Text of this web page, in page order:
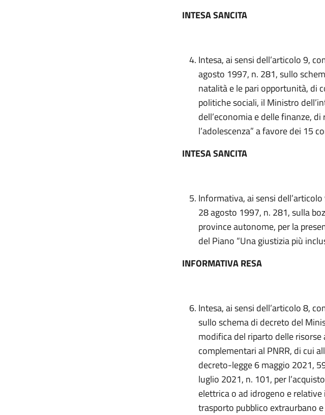
INTESA SANCITA
Intesa, ai sensi dell’articolo 9,
agosto 1997, n. 281, sullo
natalità e le pari opportunità, di
politiche sociali, il Ministro
dell’economia e delle finanze,
l’adolescenza” a favore dei 15
INTESA SANCITA
Informativa, ai sensi
28 agosto 1997, n. 281, sulla
province autonome, per la
del Piano “Una giustizia più
INFORMATIVA RESA
Intesa, ai sensi dell’articolo 8,
sullo schema di decreto del
modifica del riparto delle
complementari al PNRR, di cui
decreto-legge 6 maggio 2021,
luglio 2021, n. 101, per
elettrica o ad idrogeno e
trasporto pubblico extraurbano